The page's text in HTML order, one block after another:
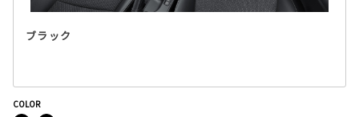
ブラック
COLOR